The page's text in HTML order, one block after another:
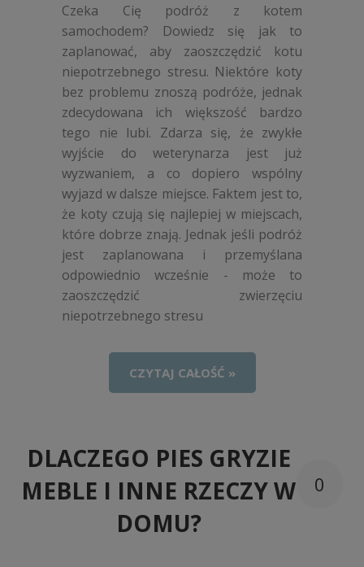
Czeka Cię podróż z kotem
samochodem? Dowiedz się jak to
zaplanować, aby zaoszczędzić kotu
niepotrzebnego stresu. Niektóre koty
bez problemu znoszą podróże, jednak
zdecydowana ich większość bardzo
tego nie lubi. Zdarza się, że zwykłe
wyjście do weterynarza jest już
wyzwaniem, a co dopiero wspólny
wyjazd w dalsze miejsce. Faktem jest to,
że koty czują się najlepiej w miejscach,
które dobrze znają. Jednak jeśli podróż
jest zaplanowana i przemyślana
odpowiednio wcześnie - może to
zaoszczędzić zwierzęciu
niepotrzebnego stresu
CZYTAJ CAŁOŚĆ »
DLACZEGO PIES GRYZIE
MEBLE I INNE RZECZY W
DOMU?
0